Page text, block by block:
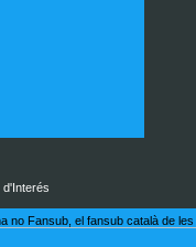
d'Interés
no Fansub, el fansub català de